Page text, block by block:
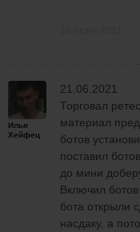
Илья
Хейфец
21.06.2021
Торговал
материал
ботов
поставил
до мини
Включил
бота открыли
насдаку, а